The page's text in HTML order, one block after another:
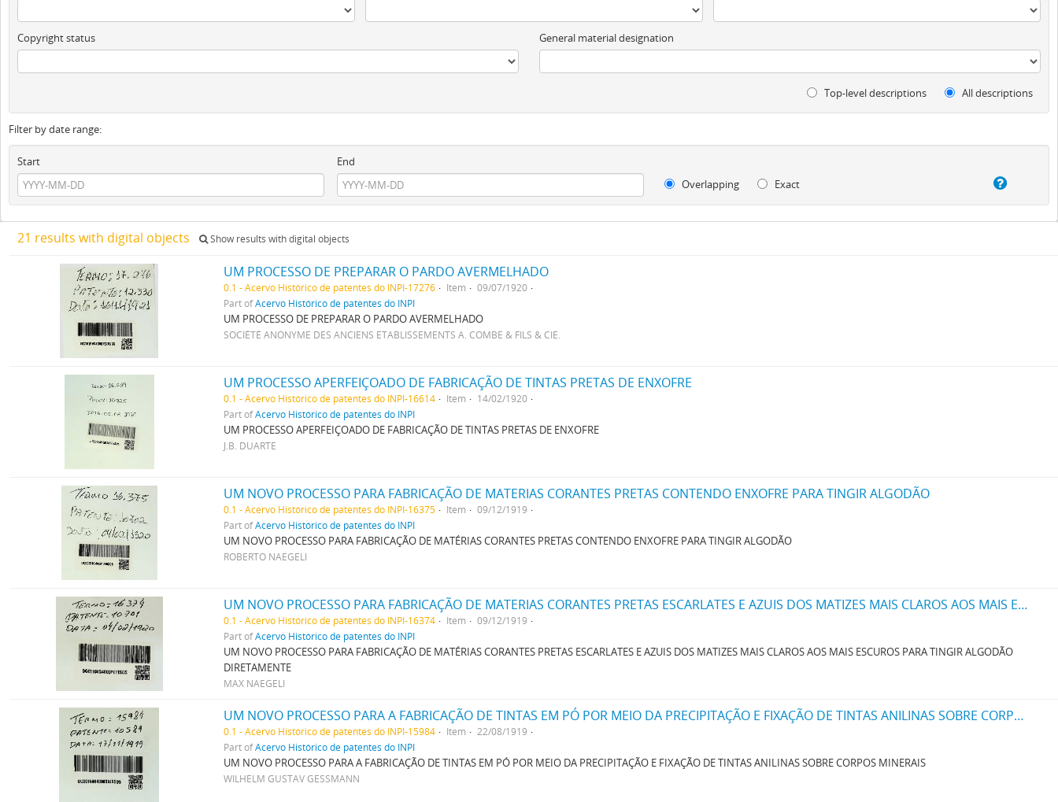
Copyright status General material designation
Top-level descriptions All descriptions
Filter by date range:
Start
End
Overlapping
Exact
21 results with digital objects Show results with digital objects
UM PROCESSO DE PREPARAR O PARDO AVERMELHADO
0.1 - Acervo Histórico de patentes do INPI-17276 Item
09/07/1920
Part ofAcervo Histórico de patentes do INPI
UM PROCESSO DE PREPARAR O PARDO AVERMELHADO
SOCIÉTÉ ANONYME DES ANCIENS ETABLISSEMENTS A. COMBE & FILS & CIE.
UM PROCESSO APERFEIÇOADO DE FABRICAÇÃO DE TINTAS PRETAS DE ENXOFRE
0.1 - Acervo Histórico de patentes do INPI-16614 Item
14/02/1920
Part ofAcervo Histórico de patentes do INPI
UM PROCESSO APERFEIÇOADO DE FABRICAÇÃO DE TINTAS PRETAS DE ENXOFRE
J.B. DUARTE
UM NOVO PROCESSO PARA FABRICAÇÃO DE MATERIAS CORANTES PRETAS CONTENDO ENXOFRE PARA TINGIR ALGODÃO
0.1 - Acervo Histórico de patentes do INPI-16375 Item
09/12/1919
Part ofAcervo Histórico de patentes do INPI
UM NOVO PROCESSO PARA FABRICAÇÃO DE MATÉRIAS CORANTES PRETAS CONTENDO ENXOFRE PARA TINGIR ALGODÃO
ROBERTO NAEGELI
UM NOVO PROCESSO PARA FABRICAÇÃO DE MATERIAS CORANTES PRETAS ESCARLATES E AZUIS DOS MATIZES MAIS CLAROS AOS MAIS ESCUROS PARA TINGIR ALGODÃO DIRECTAMENTE
0.1 - Acervo Histórico de patentes do INPI-16374 Item
09/12/1919
Part ofAcervo Histórico de patentes do INPI
UM NOVO PROCESSO PARA FABRICAÇÃO DE MATÉRIAS CORANTES PRETAS ESCARLATES E AZUIS DOS MATIZES MAIS CLAROS AOS MAIS ESCUROS PARA TINGIR ALGODÃO
DIRETAMENTE
MAX NAEGELI
UM NOVO PROCESSO PARA A FABRICAÇÃO DE TINTAS EM PÓ POR MEIO DA PRECIPITAÇÃO E FIXAÇÃO DE TINTAS ANILINAS SOBRE CORPOS MINERAES
0.1 - Acervo Histórico de patentes do INPI-15984 Item
22/08/1919
Part ofAcervo Histórico de patentes do INPI
UM NOVO PROCESSO PARA A FABRICAÇÃO DE TINTAS EM PÓ POR MEIO DA PRECIPITAÇÃO E FIXAÇÃO DE TINTAS ANILINAS SOBRE CORPOS MINERAIS
WILHELM GUSTAV GESSMANN